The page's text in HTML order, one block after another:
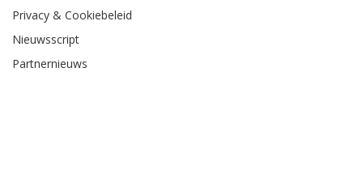
Privacy & Cookiebeleid
Nieuwsscript
Partnernieuws